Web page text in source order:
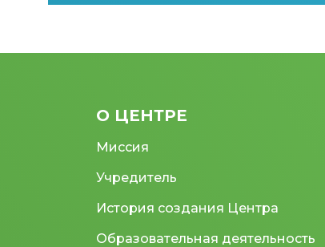
О ЦЕНТРЕ
Миссия
Учредитель
История создания Центра
Образовательная деятельность